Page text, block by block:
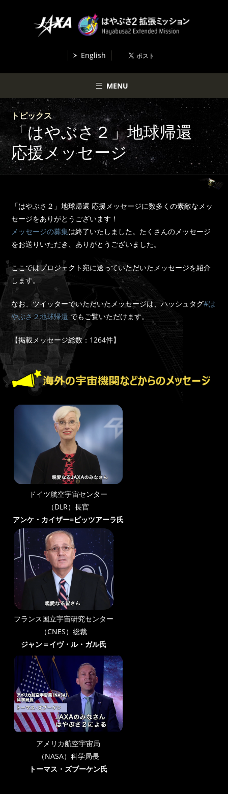
English
MENU
トピックス
「はやぶさ２」地球帰還
応援メッセージ
「はやぶさ２」地球帰還 応援メッセージに数多くの素敵なメッ
セージをありがとうございます！
メッセージの募集は終了いたしました。たくさんのメッセージ
をお送りいただき、ありがとうございました。
ここではプロジェクト宛に送っていただいたメッセージを紹介
します。
なお、ツイッターでいただいたメッセージは、ハッシュタグ#は
やぶさ２地球帰還 でもご覧いただけます。
【掲載メッセージ総数：1264件】
ドイツ航空宇宙センター
（DLR）長官
アンケ・カイザー=ピッツアーラ氏
フランス国立宇宙研究センター
（CNES）総裁
ジャン＝イヴ・ル・ガル氏
アメリカ航空宇宙局
（NASA）科学局長
トーマス・ズブーケン氏